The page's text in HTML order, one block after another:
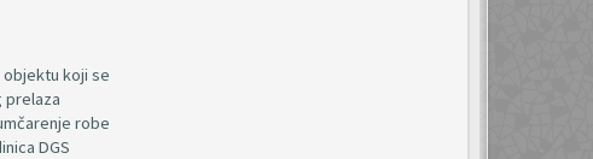
koji se
prelaza
robe
DGS